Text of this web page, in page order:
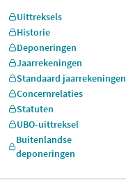
Uittreksels
Historie
Deponeringen
Jaarrekeningen
Standaard jaarrekeningen
Concernrelaties
Statuten
UBO-uittreksel
Buitenlandse
deponeringen